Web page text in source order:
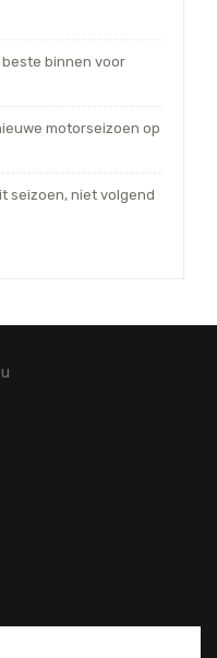
binnen voor
motorseizoen op
seizoen, niet volgend